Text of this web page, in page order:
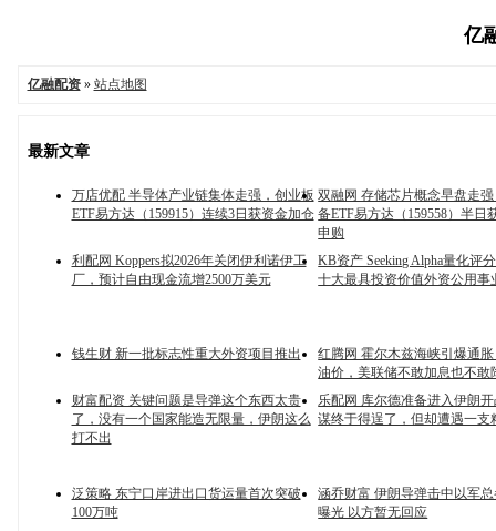
亿
亿融配资» 站点地图
最新文章
万店优配 半导体产业链集体走强，创业板
ETF易方达（159915）连续3日获资金加仓
双融网 存储芯片概念早盘走
备ETF易方达（159558）半日
申购
利配网 Koppers拟2026年关闭伊利诺伊工
厂，预计自由现金流增2500万美元
KB资产 Seeking Alpha量化评
十大最具投资价值外资公用事
钱生财 新一批标志性重大外资项目推出
红腾网 霍尔木兹海峡引爆通
油价，美联储不敢加息也不敢
财富配资 关键问题是导弹这个东西太贵
了，没有一个国家能造无限量，伊朗这么
打不出
乐配网 库尔德准备进入伊朗
谋终于得逞了，但却遭遇一支
泛策略 东宁口岸进出口货运量首次突破
100万吨
涵乔财富 伊朗导弹击中以军
曝光 以方暂无回应